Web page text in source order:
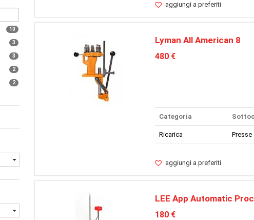
10
3
3
2
2
1
aggiungi a preferiti
Lyman All American 8
480 €
Categoria
Ricarica Presse
aggiungi a preferiti
LEE App Automatic
180 €